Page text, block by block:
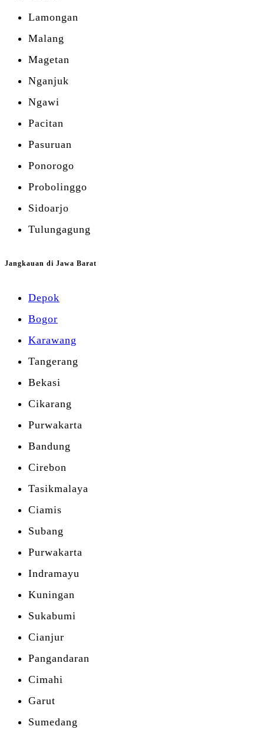
Lamongan
Malang
Magetan
Nganjuk
Ngawi
Pacitan
Pasuruan
Ponorogo
Probolinggo
Sidoarjo
Tulungagung
Jangkauan di Jawa Barat
Depok
Bogor
Karawang
Tangerang
Bekasi
Cikarang
Purwakarta
Bandung
Cirebon
Tasikmalaya
Ciamis
Subang
Purwakarta
Indramayu
Kuningan
Sukabumi
Cianjur
Pangandaran
Cimahi
Garut
Sumedang